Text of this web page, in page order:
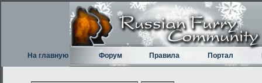
На главную Форум Правила Портал